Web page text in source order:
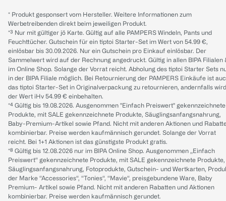
* Produkt gesponsert vom Hersteller. Weitere Informationen zum
Werbetreibenden direkt beim jeweiligen Produkt.
*³ Nur mit gültiger jö Karte. Gültig auf alle PAMPERS Windeln, Pants und
Feuchttücher. Gutschein für ein tiptoi Starter-Set im Wert von 54.99 €,
einlösbar bis 30.09.2026. Nur ein Gutschein pro Einkauf einlösbar. Der
Sammelwert wird auf der Rechnung angedruckt. Gültig in allen BIPA Filialen
im Online Shop. Solange der Vorrat reicht. Abholung des tiptoi Starter Sets
in der BIPA Filiale möglich. Bei Retournierung der PAMPERS Einkäufe ist
das tiptoi Starter-Set in Originalverpackung zu retournieren, andernfalls wird
der Wert iHv 54.99 € einbehalten.
*⁴ Gültig bis 19.08.2026. Ausgenommen "Einfach Preiswert" gekennzeichnete
Produkte, mit SALE gekennzeichnete Produkte, Säuglingsanfangsnahrung,
Baby-Premium-Artikel sowie Pfand. Nicht mit anderen Aktionen und
kombinierbar. Preise werden kaufmännisch gerundet. Solange der Vorrat
reicht. Bei 1+1 Aktionen ist das günstigste Produkt gratis.
*⁸ Gültig bis 12.08.2026 nur im BIPA Online Shop. Ausgenommen „Einfach
Preiswert“ gekennzeichnete Produkte, mit SALE gekennzeichnete Produkte,
Säuglingsanfangsnahrung, Fotoprodukte, Gutschein- und Wertkarten,
der Marke “Accessories“, “Tonies“, “Mavie“, preisgebundene Ware, Baby
Premium- Artikel sowie Pfand. Nicht mit anderen Rabatten und Aktionen
kombinierbar. Preise werden kaufmännisch gerundet.